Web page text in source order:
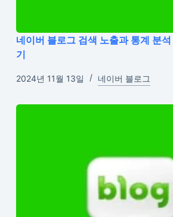
네이버 블로그 검색 노출과 통계 분
기
2024년 11월 13일 네이버 블로그